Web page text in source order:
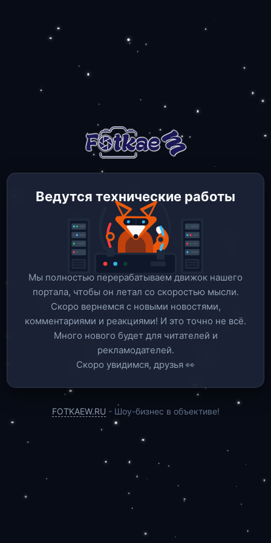
Ведутся технические работы
Мы полностью перерабатываем движок нашего
портала, чтобы он летал со скоростью мысли.
Скоро вернемся c новыми новостями,
комментариями и реакциями! И это точно не всё.
Много нового будет для читателей и
рекламодателей.
Скоро увидимся, друзья 👀
FOTKAEW.RU - Шоу-бизнес в объективе!